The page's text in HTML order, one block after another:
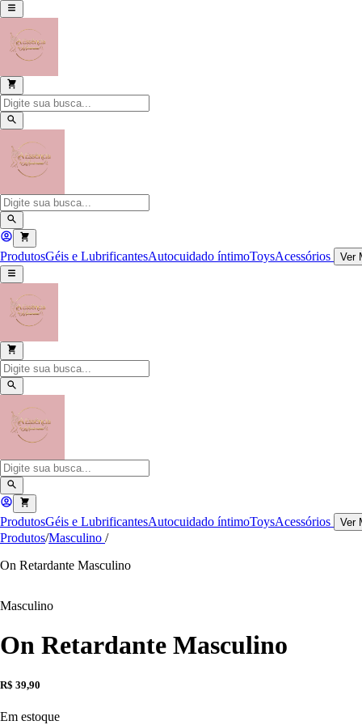
ProdutosGéis e LubrificantesAutocuidado íntimoToysAcessórios Ver
ProdutosGéis e LubrificantesAutocuidado íntimoToysAcessórios Ver
Produtos/Masculino /
On Retardante Masculino
Masculino
On Retardante Masculino
R$ 39,90
Em estoque